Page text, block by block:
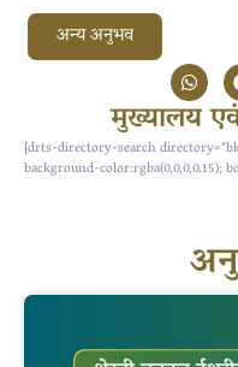
अन्य अनुभव
मुख्यालय
[drts-directory-search
background-color:rgba(0,0,0,0.15);